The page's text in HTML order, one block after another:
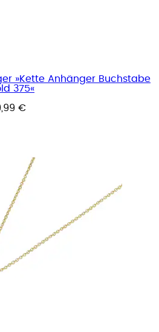
»Kette Anhänger Buchstabe
375«
€